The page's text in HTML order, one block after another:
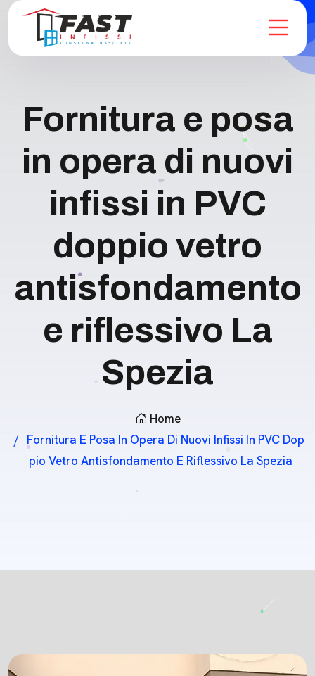
Fornitura e posa
in opera di nuovi
infissi in PVC
doppio vetro
antisfondamento
e riflessivo La
Spezia
Home
Fornitura E Posa In Opera Di Nuovi Infissi In PVC Dop
Pio Vetro Antisfondamento E Riflessivo La Spezia